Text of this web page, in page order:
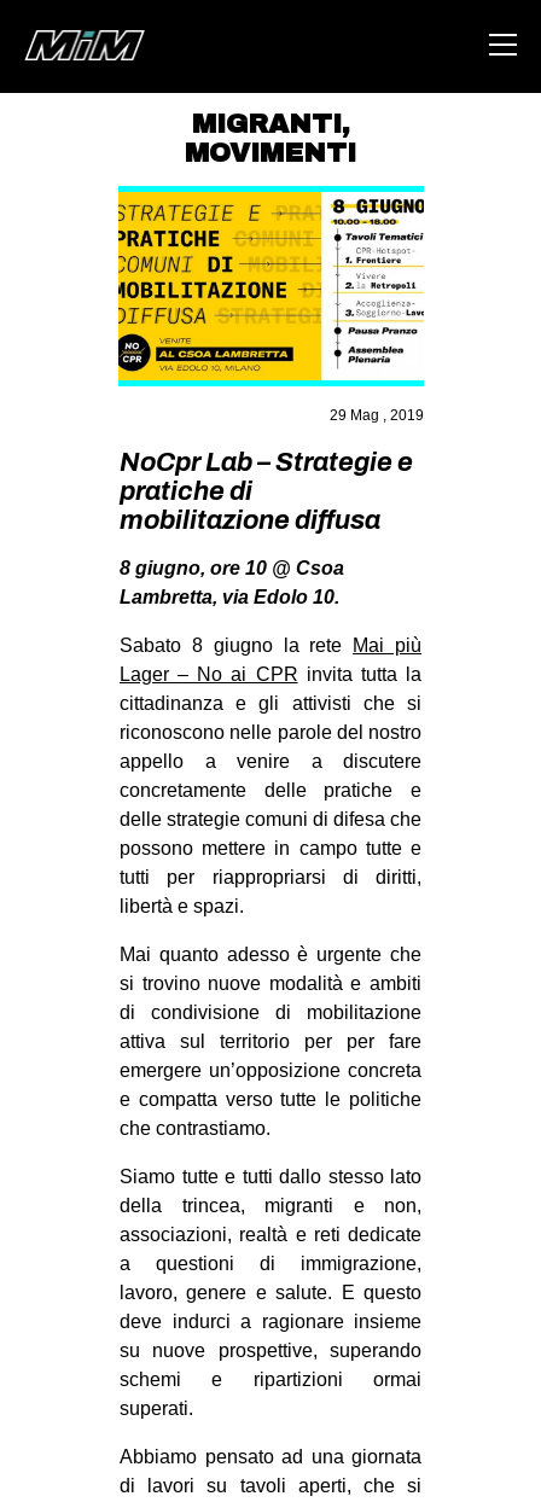
HOME
ABOUT
AREA
DEGENERAZIONE
GAZA FREESTYLE
CSOA LAMBRETTA
STUDENTI TSUNAMI
MOBILITAZIONI
SPAZI
SPORT POPOLARE
MOVIMENTI
AMBIENTE
ANTIFASCISMO
DIRITTO ALL’ABITARE
GENERI
PRECARIATO
REPRESSIONE
STUDENTI
CULTURE
CINEMA
MANIFESTI
MUSICA
RECENSIONI
INTERNAZIONALE
ESTREMO ORIENTE
MIGRANTI ,
MOVIMENTI
29 Mag , 2019
NoCpr Lab – Strategie e
pratiche di
mobilitazione diffusa
8 giugno, ore 10 @ Csoa
Lambretta, via Edolo 10.
Sabato 8 giugno la rete
Mai più
Lager – No ai CPR invita tutta la
cittadinanza e gli attivisti che si
riconoscono nelle parole del nostro
appello a venire a discutere
concretamente delle pratiche e
delle strategie comuni di difesa che
possono mettere in campo tutte e
tutti per riappropriarsi di diritti,
libertà e spazi.
Mai quanto adesso è urgente che
si trovino nuove modalità e ambiti
di condivisione di mobilitazione
attiva sul territorio per per fare
emergere un’opposizione concreta
e compatta verso tutte le politiche
che contrastiamo.
Siamo tutte e tutti dallo stesso lato
della trincea, migranti e non,
associazioni, realtà e reti dedicate
a questioni di immigrazione,
lavoro, genere e salute. E questo
deve indurci a ragionare insieme
su nuove prospettive, superando
schemi e ripartizioni ormai
superati.
Abbiamo pensato ad una giornata
di lavori su tavoli aperti, che si